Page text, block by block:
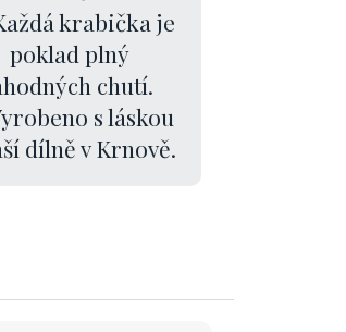
krabička je
poklad plný
chutí.
s láskou
dílně v Krnově.